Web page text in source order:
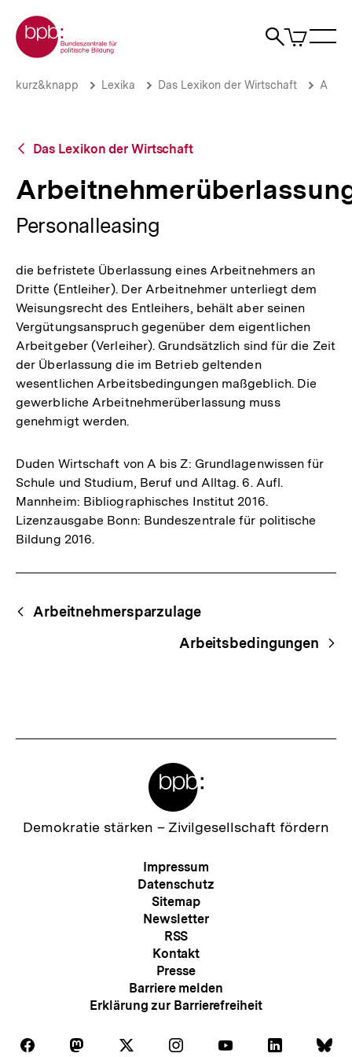
zum
Seiteninhalt
springen
Zur Startseite der bpb
Suche
Artikel
im
Arbeitnehmerüberlassung
Brotkrümelnavigation
Pfadnavigation
kurz&knapp Lexika Das Lexikon der Wirtschaft A
Zurück
Übersicht
Das Lexikon der Wirtschaft
Personalleasing
die befristete Überlassung eines Arbeitnehmers an
Dritte (Entleiher). Der Arbeitnehmer unterliegt dem
Weisungsrecht des Entleihers, behält aber seinen
Vergütungsanspruch gegenüber dem eigentlichen
Arbeitgeber (Verleiher). Grundsätzlich sind für die Zeit
der Überlassung die im Betrieb geltenden
wesentlichen Arbeitsbedingungen maßgeblich. Die
gewerbliche Arbeitnehmerüberlassung muss
genehmigt werden.
Duden Wirtschaft von A bis Z: Grundlagenwissen für
Schule und Studium, Beruf und Alltag. 6. Aufl.
Mannheim: Bibliographisches Institut 2016.
Lizenzausgabe Bonn: Bundeszentrale für politische
Bildung 2016.
Begriffsnavigation
Content-
Navigation
Arbeitnehmersparzulage
Arbeitsbedingungen
Zur
Demokratie stärken – Zivilgesellschaft fördern
Meta-
Navigation
Impressum
Datenschutz
Sitemap
Newsletter
RSS
Kontakt
Presse
Barriere melden
Erklärung zur Barrierefreiheit
Auf
Auf